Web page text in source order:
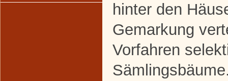
hinter den
Gemarkung
Vorfahren